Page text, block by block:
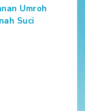
Umroh
Suci